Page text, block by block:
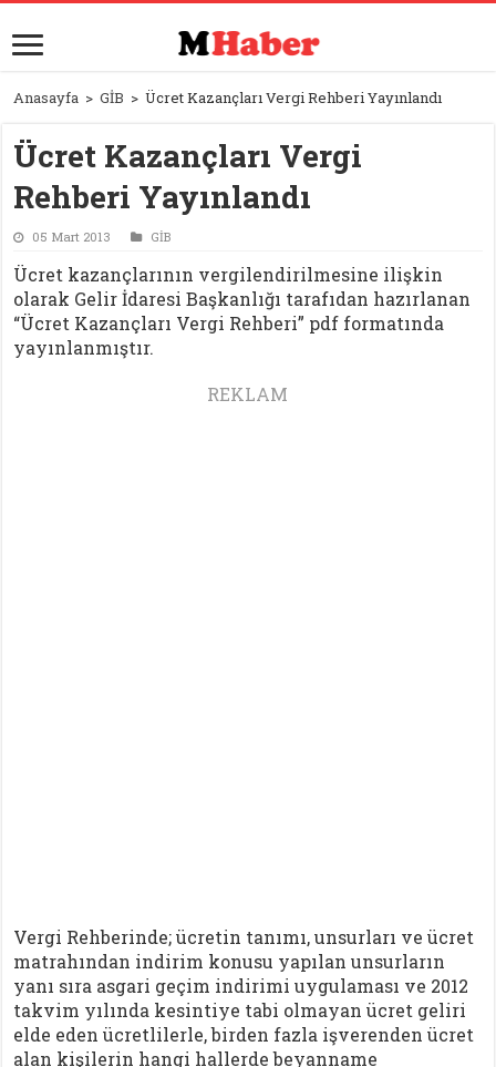
Anasayfa > GİB > Ücret Kazançları Vergi Rehberi Yayınlandı
Ücret Kazançları Vergi
Rehberi Yayınlandı
05 Mart 2013 GİB
Ücret kazançlarının vergilendirilmesine ilişkin
olarak Gelir İdaresi Başkanlığı tarafıdan hazırlanan
“Ücret Kazançları Vergi Rehberi” pdf formatında
yayınlanmıştır.
REKLAM
Vergi Rehberinde; ücretin tanımı, unsurları ve ücret
matrahından indirim konusu yapılan unsurların
yanı sıra asgari geçim indirimi uygulaması ve 2012
takvim yılında kesintiye tabi olmayan ücret geliri
elde eden ücretlilerle, birden fazla işverenden ücret
alan kişilerin hangi hallerde beyanname